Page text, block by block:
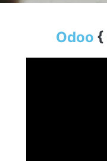
O​doo {